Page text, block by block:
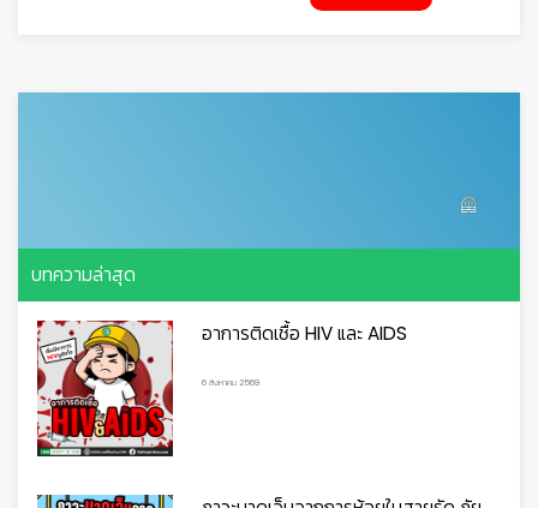
บทความล่าสุด
อาการติดเชื้อ HIV และ AIDS
6 สิงหาคม 2569